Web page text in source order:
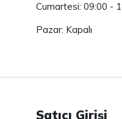
Cumartesi: 09:00 -
Pazar: Kapalı
Satıcı Girişi